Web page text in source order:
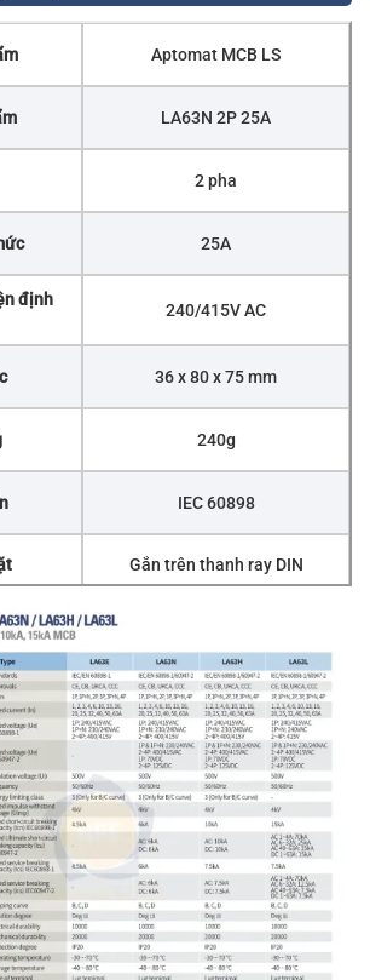
Aptomat MCB LS
LA63N 2P 25A
2 pha
25A
định
240/415V AC
36 x 80 x 75 mm
240g
IEC 60898
Gắn trên thanh ray DIN